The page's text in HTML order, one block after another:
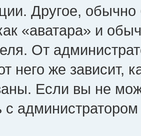
Другое,
«аватара» и
От
него же зависит,
Если вы не
с